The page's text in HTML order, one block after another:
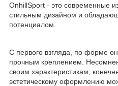
OnhillSport - это современные
стильным дизайном и
потенциалом.
С первого взгляда, по форме
прочным креплением.
своим характеристикам,
эстетическому оформлению